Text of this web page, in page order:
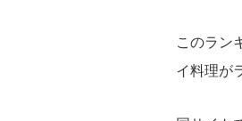
このラン
イ料理が